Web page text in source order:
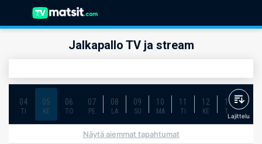
Jalkapallo TV ja stream
04
TI
05
KE
06
TO
07
PE
08
LA
09
SU
10
MA
11
TI
12
KE
13
TO
14
Lajittelu
Näytä aiemmat tapahtumat